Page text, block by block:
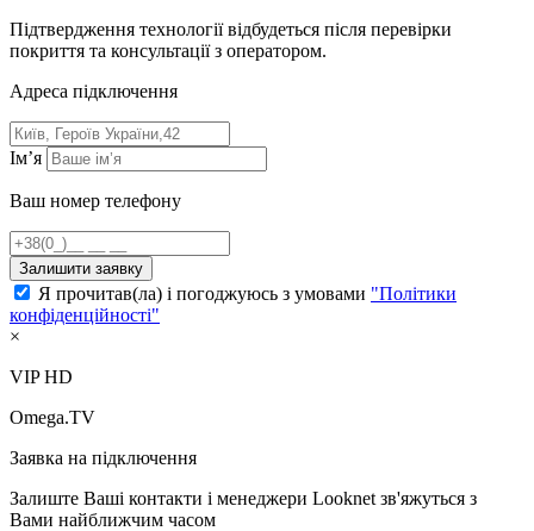
Підтвердження технології відбудеться після перевірки
покриття та консультації з оператором.
Адресa підключення
Ім’я
Ваш номер телефону
Залишити заявку
Я прочитав(ла) і погоджуюсь з умовами "Політики
конфіденційності"
×
VIP HD
Omega.TV
Заявка на підключення
Залиште Ваші контакти і менеджери Looknet зв'яжуться з
Вами найближчим часом